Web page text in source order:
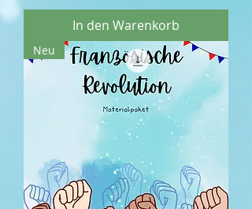
In den Warenkorb
Neu